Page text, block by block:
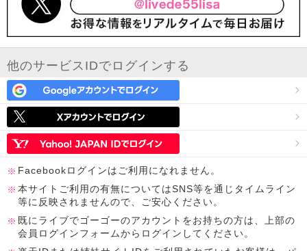
他のサービスIDでログインする
Facebookログインはご利用になれません。
本サイトご利用の有無についてはSNS等を通じタイムライン
等に反映されませんので、ご安心ください。
既にライブでゴーゴーのアカウントをお持ちの方は、上部の
会員ログインフォームからログインしてください。